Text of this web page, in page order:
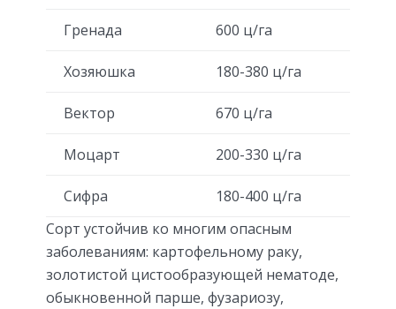
Гренада 600 ц/га
Хозяюшка 180-380 ц/га
Вектор 670 ц/га
Моцарт 200-330 ц/га
Сифра
180-400 ц/га
Сорт устойчив ко многим опасным
заболеваниям: картофельному раку,
золотистой цистообразующей нематоде,
обыкновенной парше, фузариозу,